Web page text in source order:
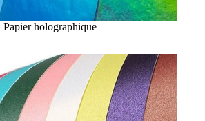
Papier holographique